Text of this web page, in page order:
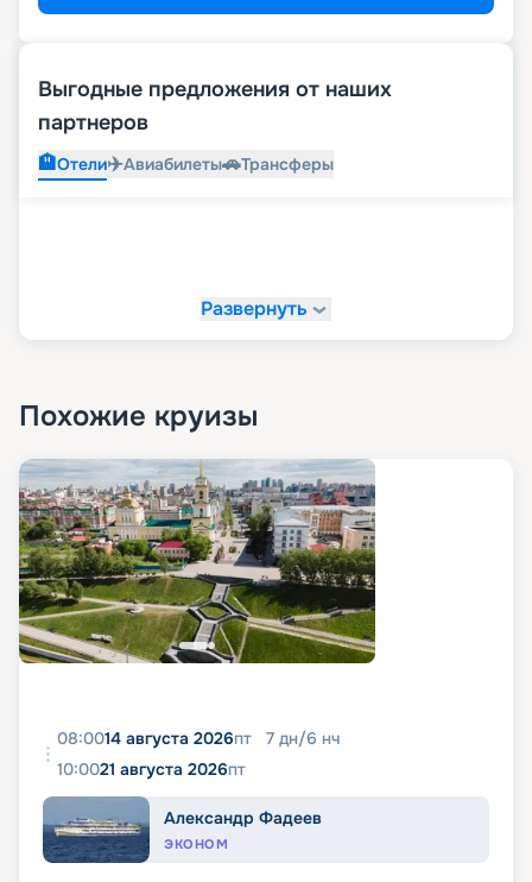
Выгодные предложения от наших
партнеров
🏨Отели✈️Авиабилеты🚗Трансферы
Развернуть
Похожие круизы
08:0014 августа 2026пт 7 дн/6 нч
10:0021 августа 2026пт
Александр Фадеев
ЭКОНОМ